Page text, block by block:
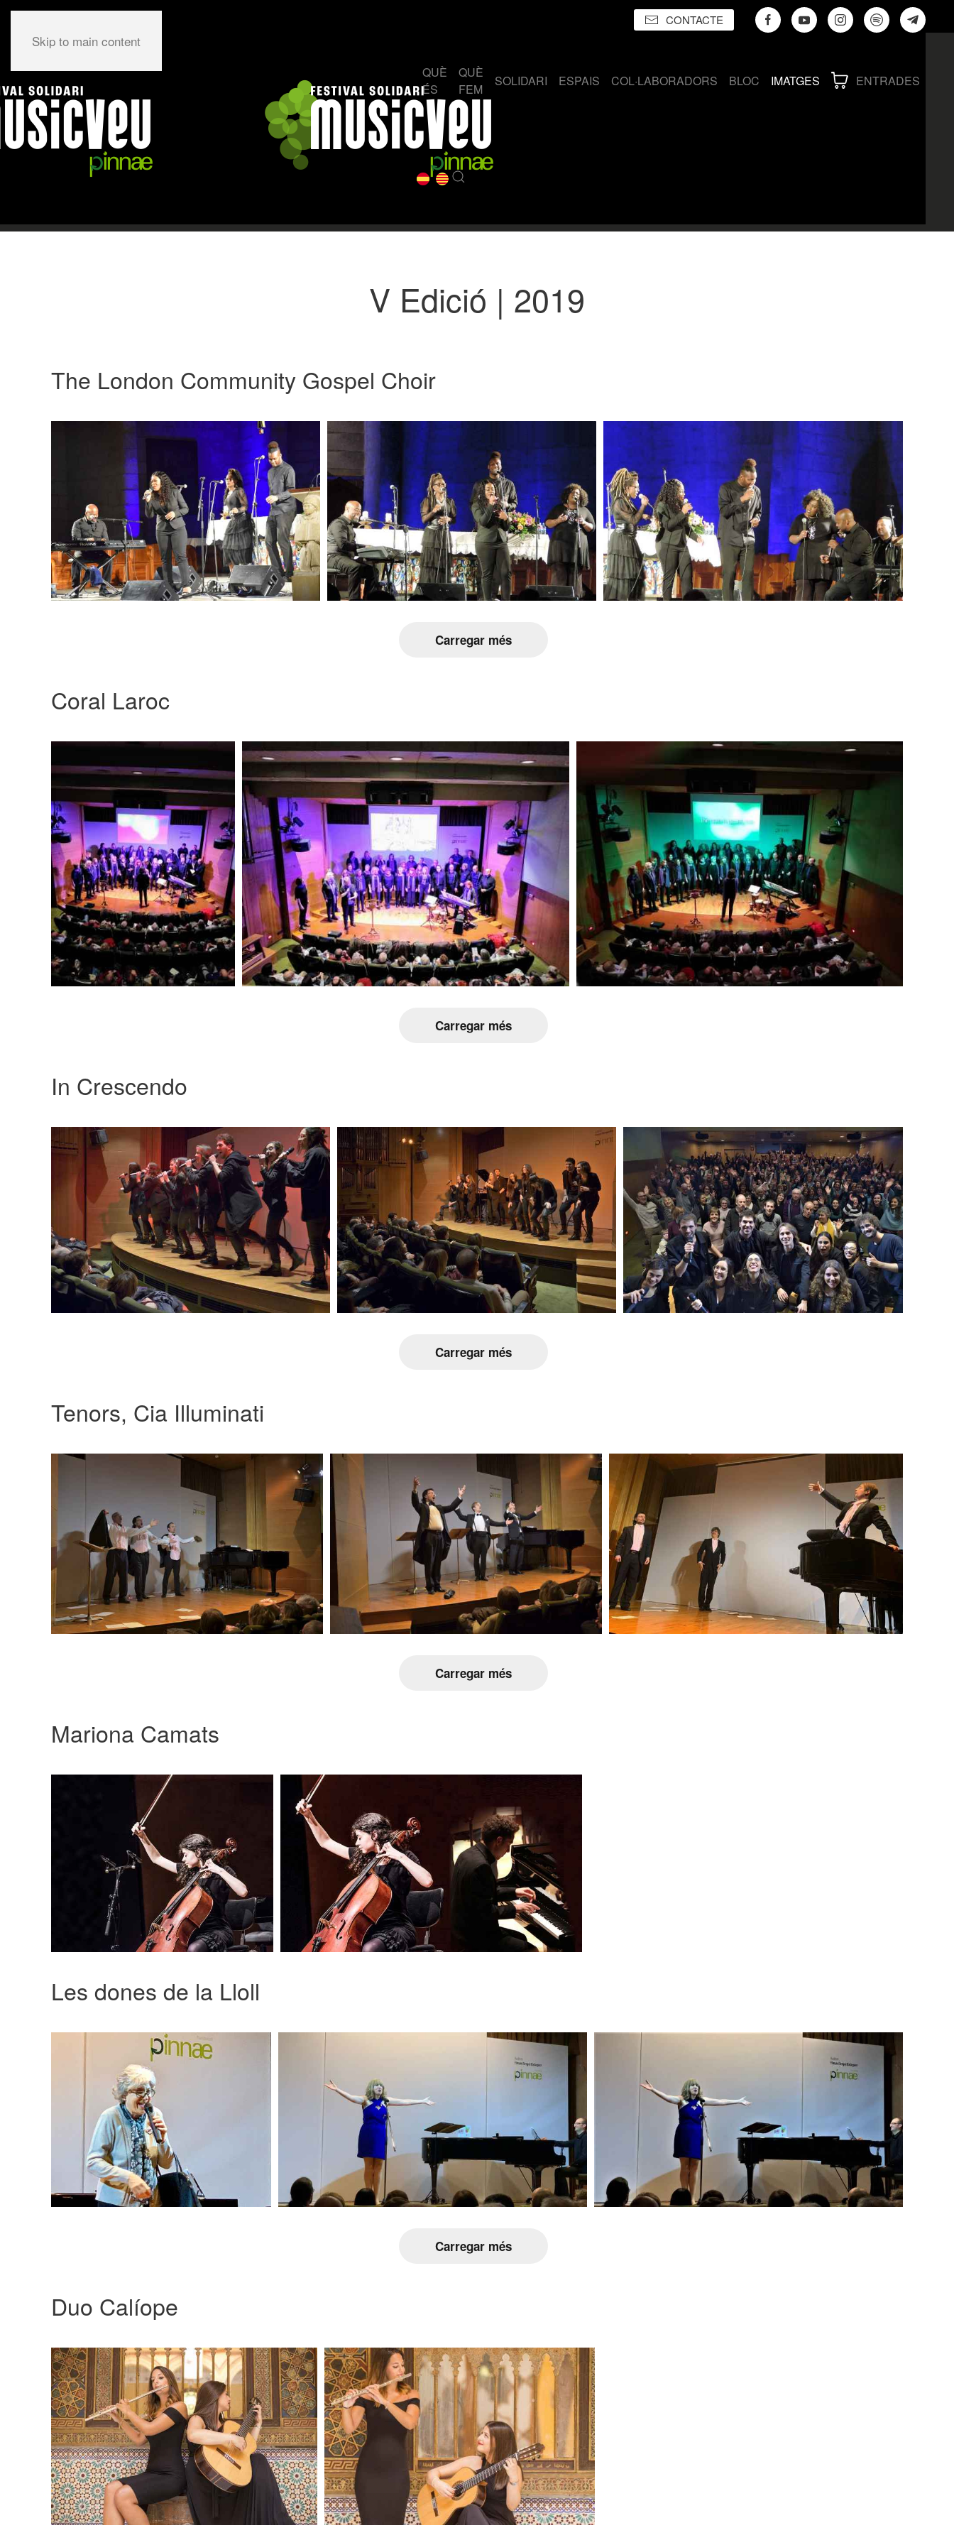
Skip to main content
CONTACTE
QUÈ
ÉS
QUÈ
FEM
SOLIDARI ESPAIS COL·LABORADORS BLOC IMATGES ENTRADES
V Edició | 2019
The London Community Gospel Choir
Carregar més
Coral Laroc
Carregar més
In Crescendo
Carregar més
Tenors, Cia Illuminati
Carregar més
Mariona Camats
Les dones de la Lloll
Carregar més
Duo Calíope